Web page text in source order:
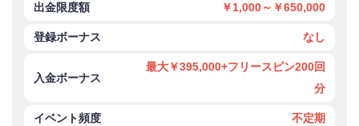
出金限度額 ￥1,000～￥650,000
登録ボーナス なし
入金ボーナス
最大￥395,000+フリースピン200回
分
イベント頻度 不定期